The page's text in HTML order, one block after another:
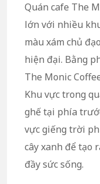
Quán cafe The
lớn với nhiều
màu xám chủ
hiện đại. Bằng
The Monic
Khu vực trong
ghế tại phía
vực giếng trời
cây xanh để tạo
đầy sức sống.